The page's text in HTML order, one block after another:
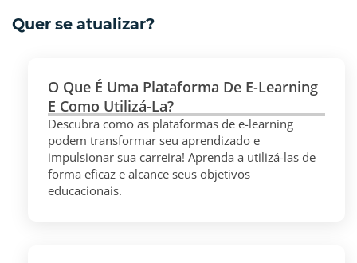
Quer se atualizar?
O Que É Uma Plataforma De E-Learning
E Como Utilizá-La?
Descubra como as plataformas de e-learning
podem transformar seu aprendizado e
impulsionar sua carreira! Aprenda a utilizá-las de
forma eficaz e alcance seus objetivos
educacionais.